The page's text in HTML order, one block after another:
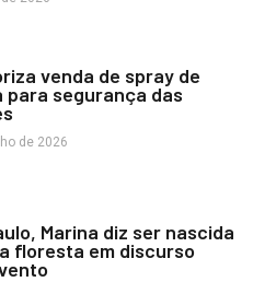
venda de spray de
para segurança das
de 2026
Marina diz ser nascida
floresta em discurso